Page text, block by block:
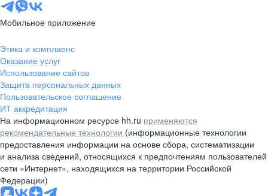
Мобильное приложение
Этика и комплаенс
Оказание услуг
Использование сайтов
Защита персональных данных
Пользовательское соглашение
ИТ аккредитация
На информационном ресурсе hh.ru применяются
рекомендательные технологии (информационные технологии
предоставления информации на основе сбора, систематизации
и анализа сведений, относящихся к предпочтениям пользователей
сети «Интернет», находящихся на территории Российской
Федерации)